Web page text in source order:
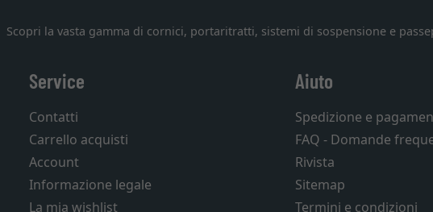
Scopri la vasta gamma di cornici, portaritratti, sistemi di sospensione e
Service
Contatti
Carrello acquisti
Account
Informazione legale
La mia wishlist
Aiuto
Spedizione e
FAQ - Domande
Rivista
Sitemap
Termini e condizioni